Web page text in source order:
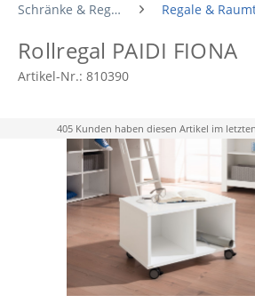
Schränke & Regale Regale &
Rollregal PAIDI FIONA
Artikel-Nr.: 810390
405 Kunden haben diesen Artikel im